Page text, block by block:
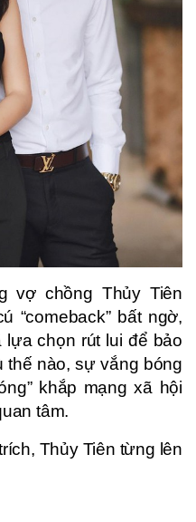
vợ chồng Thủy Tiên
“comeback” bất ngờ,
chọn rút lui để bảo
thế nào, sự vắng bóng
khắp mạng xã hội
tâm.
Thủy Tiên từng lên